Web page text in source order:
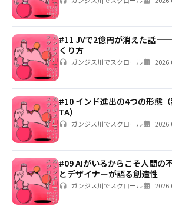
#11 JVで2億円が消えた話
くり方
ガンジス川でスクロール
#10 インド進出の4つの形態
TA）
ガンジス川でスクロール
#09 AIがいるからこそ人間の
とデザイナーが語る創造性
ガンジス川でスクロール